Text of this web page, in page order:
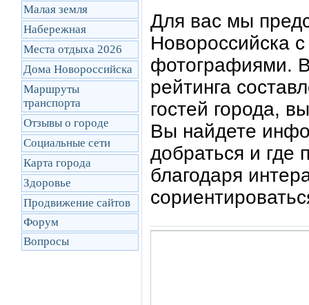
Малая земля
Набережная
Места отдыха 2026
Дома Новороссийска
Маршруты
транcпорта
Отзывы о городе
Социальные сети
Карта города
Здоровье
Продвижение сайтов
Форум
Вопросы
Для вас мы
Новороссийска
фотографиями.
рейтинга
гостей города,
Вы найдете
добраться и где
благодаря